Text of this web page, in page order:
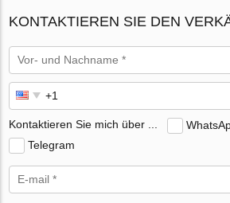
KONTAKTIEREN SIE DEN
Kontaktieren Sie mich über ...
Telegram